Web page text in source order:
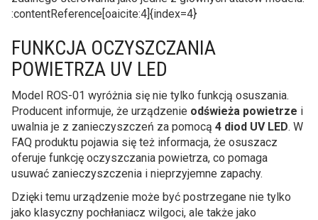
:contentReference[oaicite:4]{index=4}
FUNKCJA OCZYSZCZANIA
POWIETRZA UV LED
Model ROS-01 wyróżnia się nie tylko funkcją osuszania.
Producent informuje, że urządzenie odświeża powietrze i
uwalnia je z zanieczyszczeń za pomocą 4 diod UV LED. W
FAQ produktu pojawia się też informacja, że osuszacz
oferuje funkcję oczyszczania powietrza, co pomaga
usuwać zanieczyszczenia i nieprzyjemne zapachy.
Dzięki temu urządzenie może być postrzegane nie tylko
jako klasyczny pochłaniacz wilgoci, ale także jako